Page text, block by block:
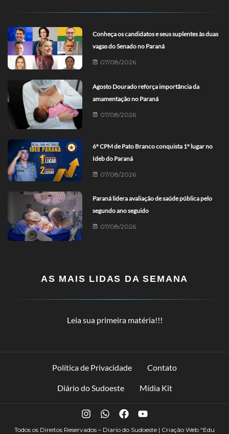
Conheça os candidatos e seus suplentes às duas
vagas do Senado no Paraná
07/08/2026
Agosto Dourado reforça importância da
amamentação no Paraná
07/08/2026
6º CPM de Pato Branco conquista 1º lugar no
Ideb do Paraná
07/08/2026
Paraná lidera avaliação de saúde pública pelo
segundo ano seguido
07/08/2026
AS MAIS LIDAS DA SEMANA
Leia sua primeira matéria!!!
Política de Privacidade Contato
Diário do Sudoeste Mídia Kit
Todos os Direitos Reservados – Diario do Sudoeste | Criação Web “Edu